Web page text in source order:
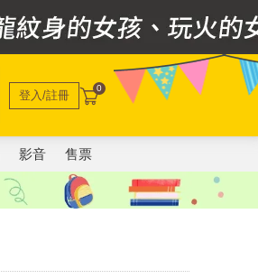
登入/註冊 0
影音 售票